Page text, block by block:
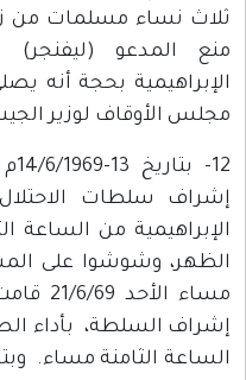
ثلاث نساء مسلمات من
منع المدعو
الإبراهيمية بحجة أنه
مجلس الأوقاف لوزير
إشراف سلطات
الإبراهيمية من الساعة
الظهر، وشوشوا على
مساء
إشراف السلطة، بأداء